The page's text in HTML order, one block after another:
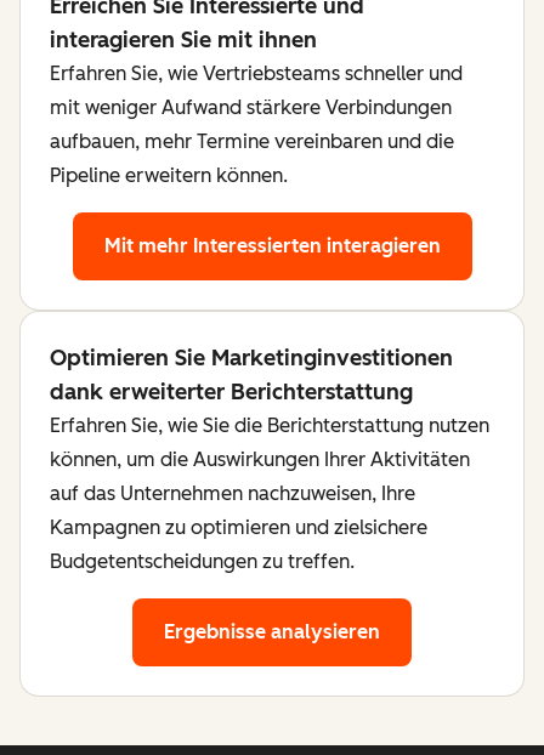
Erreichen Sie Interessierte und
interagieren Sie mit ihnen
Erfahren Sie, wie Vertriebsteams schneller und
mit weniger Aufwand stärkere Verbindungen
aufbauen, mehr Termine vereinbaren und die
Pipeline erweitern können.
Mit mehr Interessierten interagieren
Optimieren Sie Marketinginvestitionen
dank erweiterter Berichterstattung
Erfahren Sie, wie Sie die Berichterstattung nutzen
können, um die Auswirkungen Ihrer Aktivitäten
auf das Unternehmen nachzuweisen, Ihre
Kampagnen zu optimieren und zielsichere
Budgetentscheidungen zu treffen.
Ergebnisse analysieren